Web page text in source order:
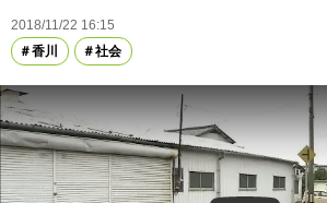
2018/11/22 16:15
香川
社会